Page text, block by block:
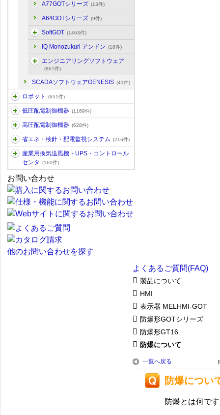
A77GOTシリーズ (13件)
A64GOTシリーズ (9件)
SoftGOT (1463件)
iQ Monozukuri アンドン (18件)
エンジニアリングソフトウェア
(861件)
SCADAソフトウェアGENESIS (41件)
ロボット (651件)
低圧配電制御機器 (1169件)
高圧配電制御機器 (628件)
省エネ・検針・配電監視システム (216件)
産業用換気送風機・UPS・コントロール
センタ
(160件)
お問い合わせ
他のお問い合わせを探す
よくあるご質問(FAQ)
製品について
HMI
表示器 MELHMI-GOT
防爆形GOTシリーズ
防爆形GT16
防爆について
一覧へ戻る
防爆につい
防爆とは何で